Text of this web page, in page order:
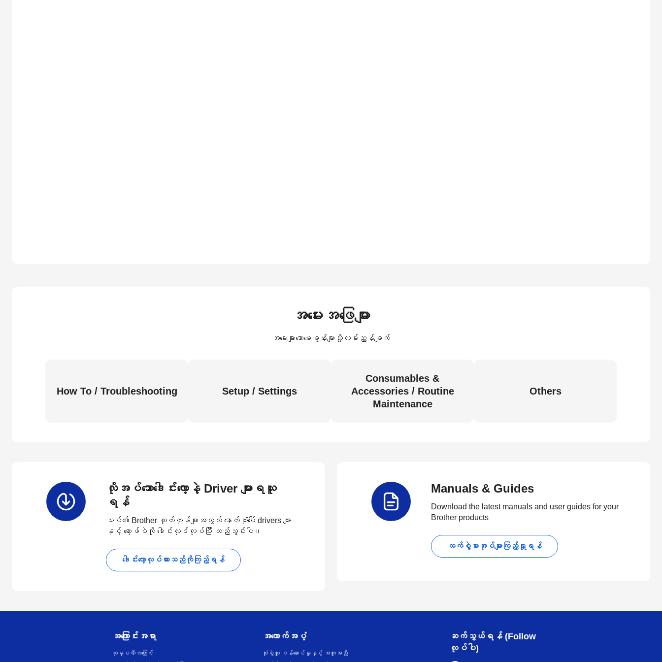
အမေးအဖြေများ
အမေးများသောမေးခွန်းများသို့လမ်းညွှန်ချက်
How To / Troubleshooting Setup / Settings
Consumables &
Accessories / Routine
Maintenance
Others
လိုအပ်သောဒေါင်းလော့နဲ့ Driver များရယူ
ရန်
သင်၏ Brother ထုတ်ကုန်များအတွက် နောက်ဆုံးပေါ် drivers များ
နှင့် ဆော့ဖ်ဝဲကို ဒေါင်းလုဒ်လုပ်ပြီး ထည့်သွင်းပါ။
ဒေါင်းလော့လုပ်ထားသည်ကိုကြည့်ရန်
Manuals & Guides
Download the latest manuals and user guides for your
Brother products
လက်စွဲစာအုပ်များကြည့်ရှုရန်
အကြောင်းအရာ
ကုမ္ပဏီအကြောင်း
အထောက်အပံ့
သုံးစွဲသူ ဝန်ဆောင်မှုနှင့် အကူအညီ
ဆက်သွယ်ရန် (Follow
လုပ်ပါ)